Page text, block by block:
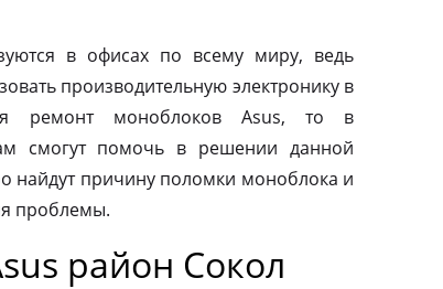
в офисах по всему миру, ведь
производительную электронику в
ремонт моноблоков Asus, то в
смогут помочь в решении данной
найдут причину поломки моноблока и
проблемы.
район Сокол